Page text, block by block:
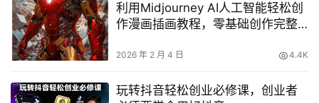
利用Midjourney AI人工智能轻松创
作漫画插画教程，零基础创作完整
2026 年 2 月 4 日 4.4K
玩转抖音轻松创业必修课，创业者